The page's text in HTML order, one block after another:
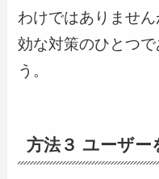
わけではありませ
効な対策のひとつ
う。
方法３ ユーザー